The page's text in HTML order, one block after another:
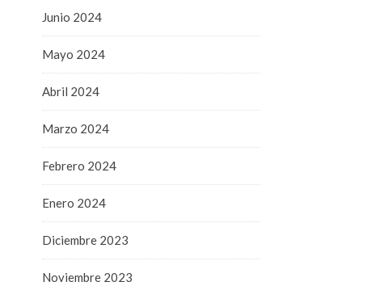
Junio 2024
Mayo 2024
Abril 2024
Marzo 2024
Febrero 2024
Enero 2024
Diciembre 2023
Noviembre 2023